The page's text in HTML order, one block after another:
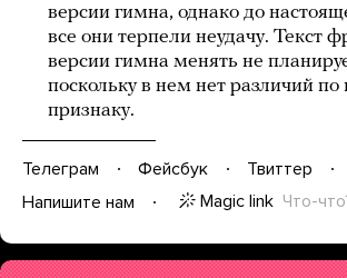
версии гимна, однако до
все они терпели неудачу. Текст
версии гимна менять не
поскольку в нем нет различий
признаку.
Телеграм Фейсбук Твиттер
Напишите нам
Magic link Что-